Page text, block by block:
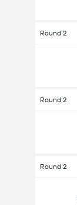
Round 2
Round 2
Round 2